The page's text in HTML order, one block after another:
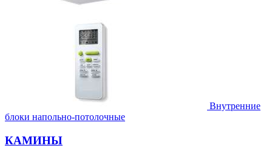
Внутренние
блоки напольно-потолочные
КАМИНЫ